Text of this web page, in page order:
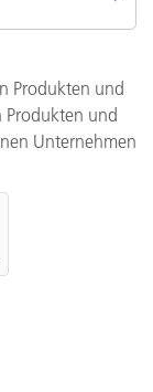
Produkten und
Produkten und
Unternehmen